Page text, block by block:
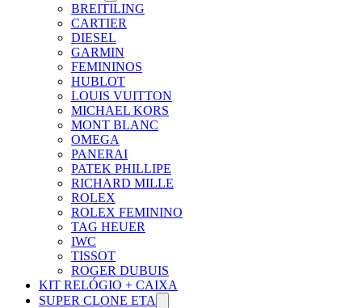
BREITILING
CARTIER
DIESEL
GARMIN
FEMININOS
HUBLOT
LOUIS VUITTON
MICHAEL KORS
MONT BLANC
OMEGA
PANERAI
PATEK PHILLIPE
RICHARD MILLE
ROLEX
ROLEX FEMININO
TAG HEUER
IWC
TISSOT
ROGER DUBUIS
KIT RELÓGIO + CAIXA
SUPER CLONE ETA